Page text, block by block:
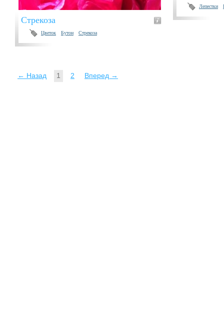
Стрекоза
Цветок Бутон Стрекоза
Лепестки
← Назад 1 2 Вперед →